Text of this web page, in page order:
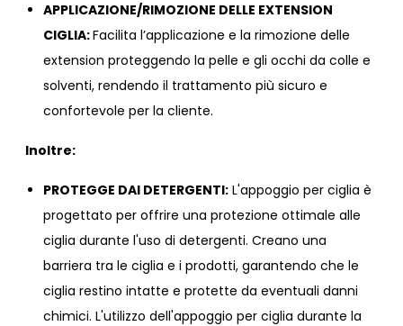
APPLICAZIONE/RIMOZIONE DELLE EXTENSION
CIGLIA:Facilita l’applicazione e la rimozione delle
extension proteggendo la pelle e gli occhi da colle e
solventi, rendendo il trattamento più sicuro e
confortevole per la cliente.
Inoltre:
PROTEGGE DAI DETERGENTI: L'appoggio per ciglia è
progettato per offrire una protezione ottimale alle
ciglia durante l'uso di detergenti. Creano una
barriera tra le ciglia e i prodotti, garantendo che le
ciglia restino intatte e protette da eventuali danni
chimici. L'utilizzo dell'appoggio per ciglia durante la